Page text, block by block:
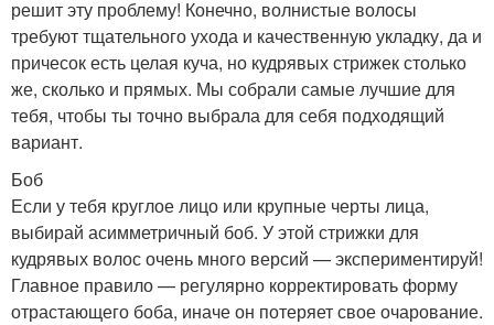
решит эту проблему! Конечно, волнистые волосы
требуют тщательного ухода и качественную укладку, да и
причесок есть целая куча, но кудрявых стрижек столько
же, сколько и прямых. Мы собрали самые лучшие для
тебя, чтобы ты точно выбрала для себя подходящий
вариант.
Боб
Если у тебя круглое лицо или крупные черты лица,
выбирай асимметричный боб. У этой стрижки для
кудрявых волос очень много версий — экспериментируй!
Главное правило — регулярно корректировать форму
отрастающего боба, иначе он потеряет свое очарование.